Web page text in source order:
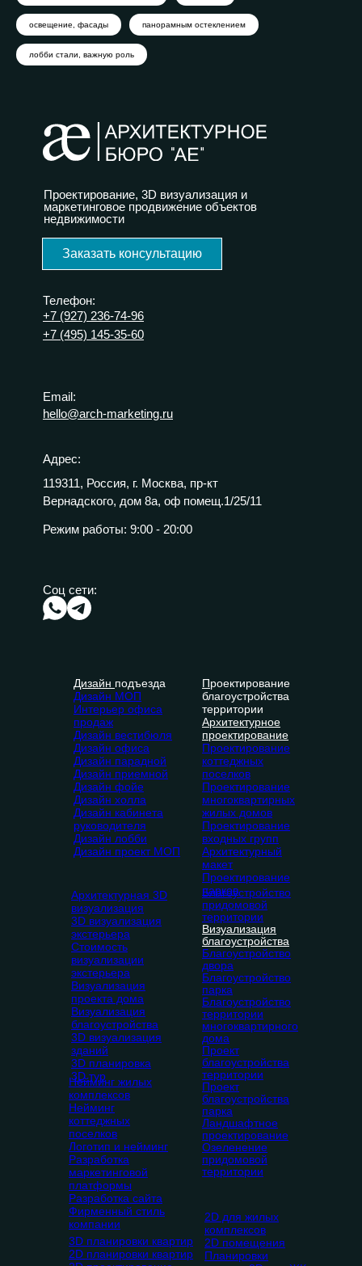
освещение, фасады панорамным остеклением
лобби стали, важную роль
Адрес:
119311, Россия, г. Москва, пр-кт
Вернадского, дом 8а, оф помещ.1/25/11
Режим работы: 9:00 - 20:00
Соц сети:
Email:
hello@arch-marketing.ru
Телефон:
+7 (927) 236-74-96
+7 (495) 145-35-60
Проектирование, 3D визуализация и
маркетинговое продвижение объектов
недвижимости
Заказать консультацию
Благоустройство
придомовой
территории
Визуализация
благоустройства
Благоустройство
двора
Благоустройство
парка
Благоустройство
территории
многоквартирного
дома
Проект
благоустройства
территории
Проект
благоустройства
парка
Ландшафтное
проектирование
Озеленение
придомовой
территории
Дизайн подъезда
Дизайн МОП
Интерьер офиса
продаж
Дизайн вестибюля
Дизайн офиса
Дизайн парадной
Дизайн приемной
Дизайн фойе
Дизайн холла
Дизайн кабинета
руководителя
Дизайн лобби
Дизайн проект МОП
Проектирование
благоустройства
территории
Архитектурное
проектирование
Проектирование
коттеджных
поселков
Проектирование
многоквартирных
жилых домов
Проектирование
входных групп
Архитектурный
макет
Проектирование
парков
3D планировки квартир
2D планировки квартир
2D для жилых
комплексов
2D помещения
Планировки
Архитектурная 3D
визуализация
3D визуализация
экстерьера
Стоимость
визуализации
экстерьера
Визуализация
проекта дома
Визуализация
благоустройства
3D визуализация
зданий
3D планировка
3D тур
Нейминг жилых
комплексов
Нейминг
коттеджных
поселков
Логотип и нейминг
Разработка
маркетинговой
платформы
Разработка сайта
Фирменный стиль
компании